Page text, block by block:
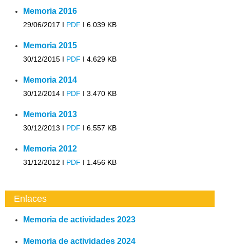
Memoria 2016
29/06/2017 I PDF I 6.039 KB
Memoria 2015
30/12/2015 I PDF I 4.629 KB
Memoria 2014
30/12/2014 I PDF I 3.470 KB
Memoria 2013
30/12/2013 I PDF I 6.557 KB
Memoria 2012
31/12/2012 I PDF I 1.456 KB
Enlaces
Memoria de actividades 2023
Memoria de actividades 2024